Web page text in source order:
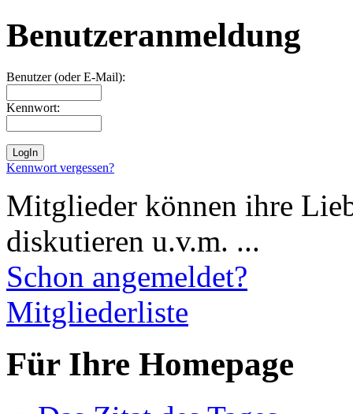
Benutzeranmeldung
Benutzer (oder E-Mail):
Kennwort:
Kennwort vergessen?
Mitglieder können ihre
diskutieren u.v.m. ...
Schon angemeldet?
Mitgliederliste
Für Ihre Homepage